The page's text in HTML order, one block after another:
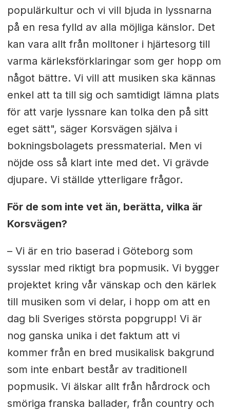
populärkultur och vi vill bjuda in lyssnarna
på en resa fylld av alla möjliga känslor. Det
kan vara allt från molltoner i hjärtesorg till
varma kärleksförklaringar som ger hopp om
något bättre. Vi vill att musiken ska kännas
enkel att ta till sig och samtidigt lämna plats
för att varje lyssnare kan tolka den på sitt
eget sätt", säger Korsvägen själva i
bokningsbolagets pressmaterial. Men vi
nöjde oss så klart inte med det. Vi grävde
djupare. Vi ställde ytterligare frågor.
För de som inte vet än, berätta, vilka är
Korsvägen?
– Vi är en trio baserad i Göteborg som
sysslar med riktigt bra popmusik. Vi bygger
projektet kring vår vänskap och den kärlek
till musiken som vi delar, i hopp om att en
dag bli Sveriges största popgrupp! Vi är
nog ganska unika i det faktum att vi
kommer från en bred musikalisk bakgrund
som inte enbart består av traditionell
popmusik. Vi älskar allt från hårdrock och
smöriga franska ballader, från country och